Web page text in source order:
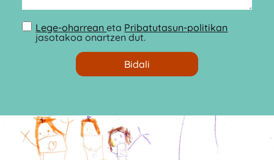
Lege-oharreaneta Pribatutasun-politikan
jasotakoa onartzen dut.